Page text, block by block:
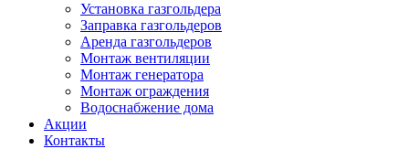
Установка газгольдера
Заправка газгольдеров
Аренда газгольдеров
Монтаж вентиляции
Монтаж генератора
Монтаж ограждения
Водоснабжение дома
Акции
Контакты